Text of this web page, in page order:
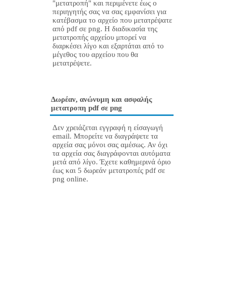
"μετατροπή" και περιμένετε έως ο
περιηγητής σας να σας εμφανίσει για
κατέβασμα το αρχείο που μετατρέψατε
από pdf σε png. Η διαδικασία της
μετατροπής αρχείου μπορεί να
διαρκέσει λίγο και εξαρτάται από το
μέγεθος του αρχείου που θα
μετατρέψετε.
Δωρέαν, ανώνυμη και ασφαλής
μετατροπη pdf σε png
Δεν χρειάζεται εγγραφή η είσαγωγή
email. Μπορείτε να διαγράψετε τα
αρχεία σας μόνοι σας αμέσως. Αν όχι
τα αρχεία σας διαγράφονται αυτόματα
μετά από λίγο. Έχετε καθημερινά όριο
έως και 5 δωρεάν μετατροπές pdf σε
png online.